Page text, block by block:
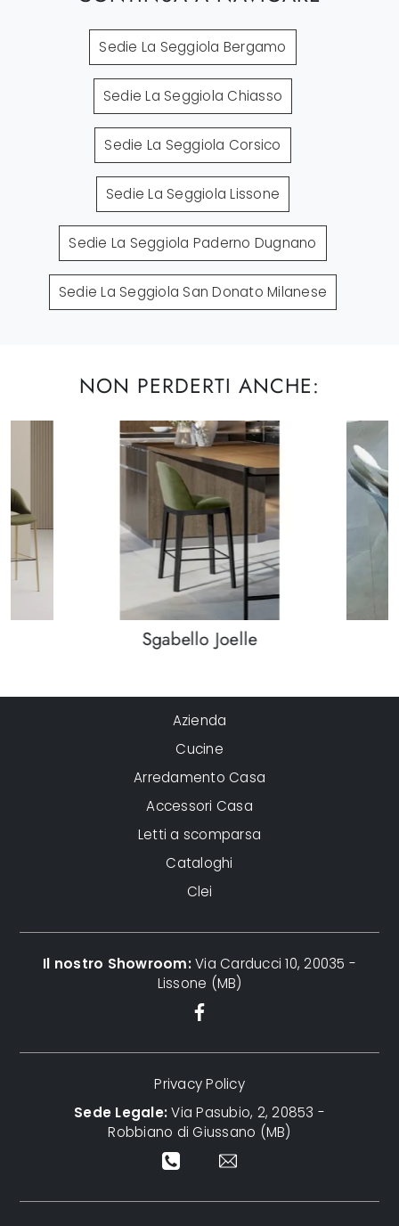
Sedie La Seggiola Bergamo
Sedie La Seggiola Chiasso
Sedie La Seggiola Corsico
Sedie La Seggiola Lissone
Sedie La Seggiola Paderno Dugnano
Sedie La Seggiola San Donato Milanese
NON PERDERTI ANCHE:
Sgabello Joelle
Azienda
Cucine
Arredamento Casa
Accessori Casa
Letti a scomparsa
Cataloghi
Clei
Il nostro Showroom:Via Carducci 10, 20035 -
Lissone (MB)
Privacy Policy
Sede Legale:Via Pasubio, 2, 20853 -
Robbiano di Giussano (MB)